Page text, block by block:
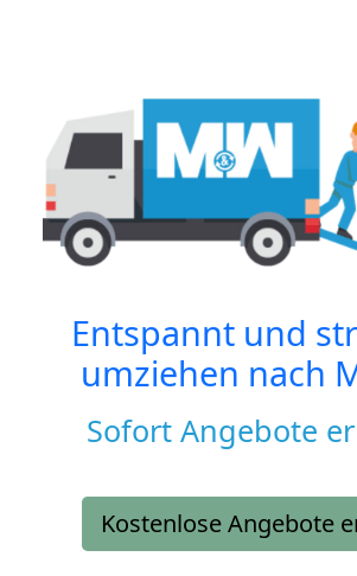
Entspannt und
umziehen nach
Sofort Angebote
Kostenlose Angebote